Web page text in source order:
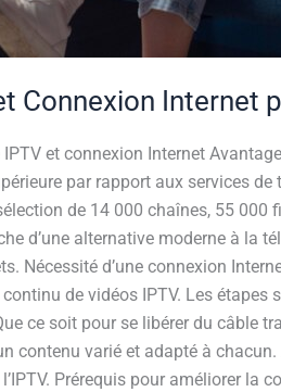
Connexion Internet
et connexion Internet
par rapport aux services
de 14 000 chaînes, 55
d’une alternative moderne à la
Nécessité d’une connexion
de vidéos IPTV. Les
ce soit pour se libérer du câble
contenu varié et adapté à
Prérequis pour améliorer la